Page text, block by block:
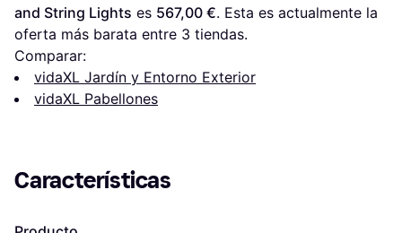
and String Lights es 567,00 €. Esta es actualmente la
oferta más barata entre 3 tiendas.
Comparar:
vidaXL Jardín y Entorno Exterior
vidaXL Pabellones
Características